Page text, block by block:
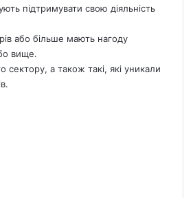
підтримувати свою діяльність
або більше мають нагоду
вище.
а також такі, які уникали